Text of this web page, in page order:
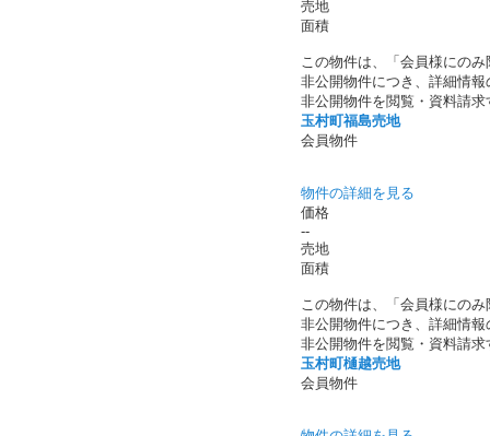
売地
面積
この物件は、「会員様にの
非公開物件につき、詳細情
非公開物件を閲覧・資料請
玉村町福島売地
会員物件
物件の詳細を見る
価格
--
売地
面積
この物件は、「会員様にの
非公開物件につき、詳細情
非公開物件を閲覧・資料請
玉村町樋越売地
会員物件